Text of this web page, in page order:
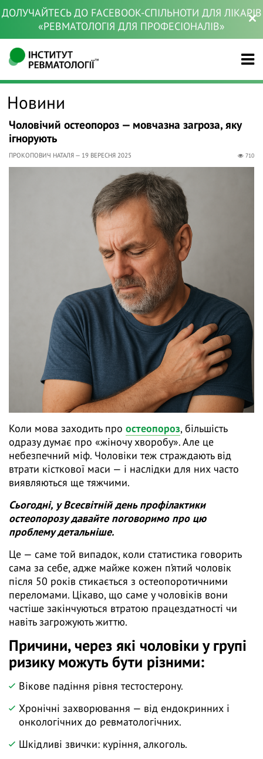
ДОЛУЧАЙТЕСЬ ДО FACEBOOK-СПІЛЬНОТИ ДЛЯ ЛІКАРІВ
«РЕВМАТОЛОГІЯ ДЛЯ ПРОФЕСІОНАЛІВ»
Новини
Чоловічий остеопороз — мовчазна загроза, яку
ігнорують
ПРОКОПОВИЧ НАТАЛЯ — 19 ВЕРЕСНЯ 2025 710
Коли мова заходить про остеопороз, більшість
одразу думає про «жіночу хворобу». Але це
небезпечний міф. Чоловіки теж страждають від
втрати кісткової маси — і наслідки для них часто
виявляються ще тяжчими.
Сьогодні, у Всесвітній день профілактики
остеопорозу давайте поговоримо про цю
проблему детальніше.
Це — саме той випадок, коли статистика говорить
сама за себе, адже майже кожен п’ятий чоловік
після 50 років стикається з остеопоротичними
переломами. Цікаво, що саме у чоловіків вони
частіше закінчуються втратою працездатності чи
навіть загрожують життю.
Причини, через які чоловіки у групі
ризику можуть бути різними:
Вікове падіння рівня тестостерону.
Хронічні захворювання — від ендокринних і
онкологічних до ревматологічних.
Шкідливі звички: куріння, алкоголь.